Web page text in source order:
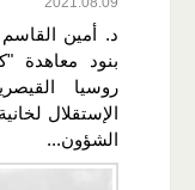
د. أمين
روسيا
الشؤون...